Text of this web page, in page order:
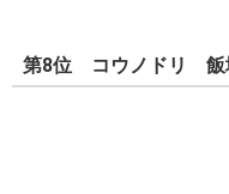
第8位 コウノドリ 飯